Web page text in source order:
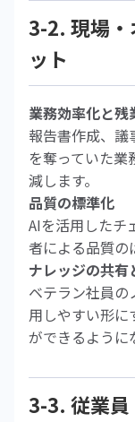
3-2. 現場・
ット
業務効率化と残
報告書作成、議
を奪っていた
減します。
品質の標準化
AIを活用したチ
者による品質の
ナレッジの共
ベテラン社員の
用しやすい形
ができるように
3-3. 従業員